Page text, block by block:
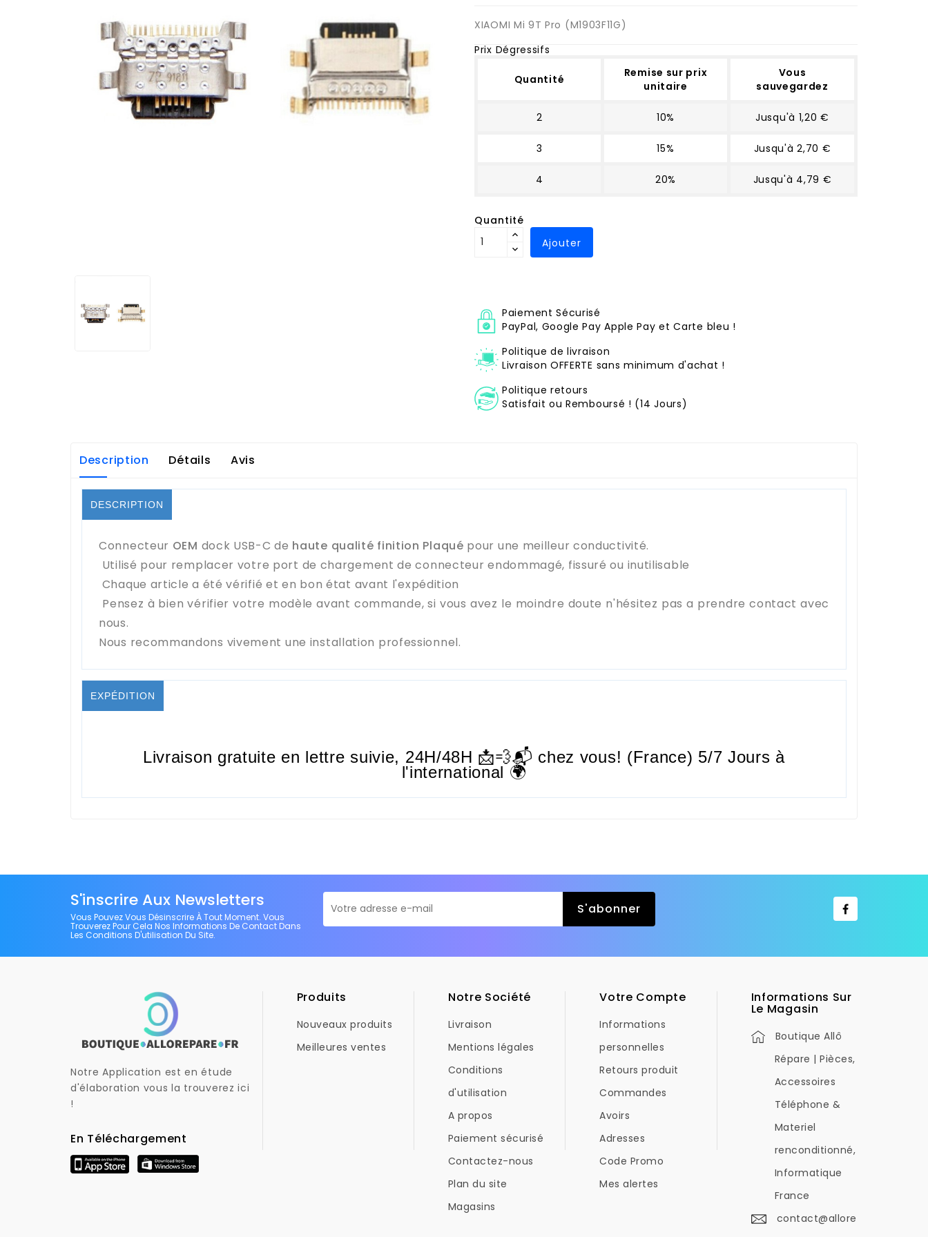
XIAOMI Mi 9T Pro (M1903F11G)
Prix Dégressifs
Quantité
Remise sur prix
unitaire
Vous
sauvegardez
2 10% Jusqu'à 1,20 €
3 15% Jusqu'à 2,70 €
4 20% Jusqu'à 4,79 €
Quantité
Ajouter
Paiement Sécurisé
PayPal, Google Pay Apple Pay et Carte bleu !
Politique de livraison
Livraison OFFERTE sans minimum d'achat !
Politique retours
Satisfait ou Remboursé ! (14 Jours)
Description Détails Avis
DESCRIPTION
Connecteur OEM dock USB-C de haute qualité finition Plaqué pour une meilleur conductivité.
Utilisé pour remplacer votre port de chargement de connecteur endommagé, fissuré ou inutilisable
Chaque article a été vérifié et en bon état avant l'expédition
Pensez à bien vérifier votre modèle avant commande, si vous avez le moindre doute n'hésitez pas a prendre contact avec
nous.
Nous recommandons vivement une installation professionnel.
EXPÉDITION
Livraison gratuite en lettre suivie, 24H/48H 📩💨📬 chez vous! (France) 5/7 Jours à
l'international 🌍
S'inscrire Aux Newsletters
Vous Pouvez Vous Désinscrire À Tout Moment. Vous
Trouverez Pour Cela Nos Informations De Contact Dans
Les Conditions D'utilisation Du Site.
Notre Application est en étude
d'élaboration vous la trouverez ici
!
En Téléchargement
Produits
Nouveaux produits
Meilleures ventes
Notre Société
Livraison
Mentions légales
Conditions
d'utilisation
A propos
Paiement sécurisé
Contactez-nous
Plan du site
Magasins
Votre Compte
Informations
personnelles
Retours produit
Commandes
Avoirs
Adresses
Code Promo
Mes alertes
Informations Sur
Le Magasin
Boutique Allô
Répare | Pièces,
Accessoires
Téléphone &
Materiel
renconditionné,
Informatique
France
contact@allore